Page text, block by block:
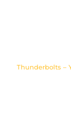
Thunderbolts –